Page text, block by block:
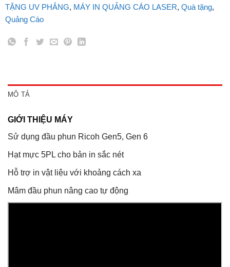
TẶNG UV PHẲNG, MÁY IN QUẢNG CÁO LASER, Quà tặng,
Quảng Cáo
MÔ TẢ
GIỚI THIỆU MÁY
Sử dụng đầu phun Ricoh Gen5, Gen 6
Hạt mực 5PL cho bản in sắc nét
Hỗ trợ in vật liệu với khoảng cách xa
Mâm đầu phun nâng cao tự động